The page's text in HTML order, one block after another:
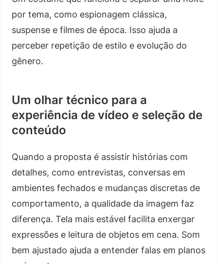
por tema, como espionagem clássica,
suspense e filmes de época. Isso ajuda a
perceber repetição de estilo e evolução do
gênero.
Um olhar técnico para a
experiência de vídeo e seleção de
conteúdo
Quando a proposta é assistir histórias com
detalhes, como entrevistas, conversas em
ambientes fechados e mudanças discretas de
comportamento, a qualidade da imagem faz
diferença. Tela mais estável facilita enxergar
expressões e leitura de objetos em cena. Som
bem ajustado ajuda a entender falas em planos